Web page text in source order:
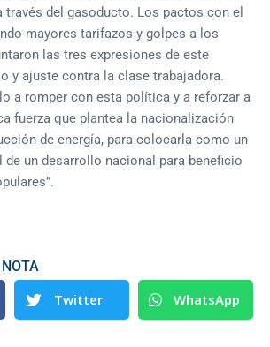
del gasoducto. Los pactos con el
mayores tarifazos y golpes a los
las tres expresiones de este
y ajuste contra la clase trabajadora.
a romper con esta política y a reforzar a
fuerza que plantea la nacionalización
de energía, para colocarla como un
un desarrollo nacional para beneficio
Twitter WhatsApp